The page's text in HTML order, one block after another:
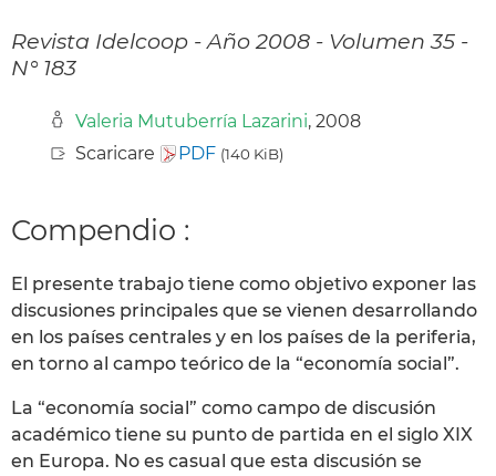
Revista Idelcoop - Año 2008 - Volumen 35 -
N° 183
Valeria Mutuberría Lazarini, 2008
Scaricare
PDF (140 KiB)
Compendio :
El presente trabajo tiene como objetivo exponer las
discusiones principales que se vienen desarrollando
en los países centrales y en los países de la periferia,
en torno al campo teórico de la “economía social”.
La “economía social” como campo de discusión
académico tiene su punto de partida en el siglo XIX
en Europa. No es casual que esta discusión se